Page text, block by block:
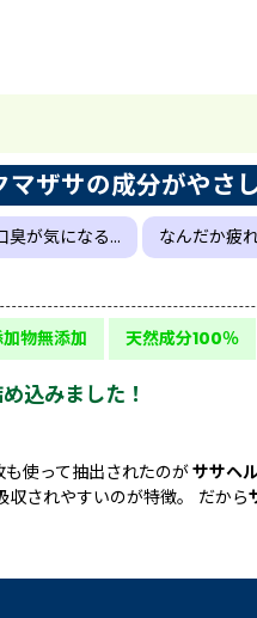
ザサの成分がやさ
臭が気になる… なんだか疲
物無添加 天然成分100％
込みました！
使って抽出されたのがササヘ
されやすいのが特徴。 だから